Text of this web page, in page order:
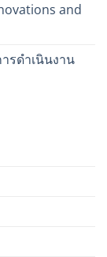
and
รดำเนินงาน